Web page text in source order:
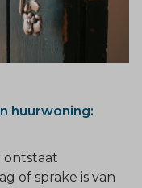
huurwoning:
of sprake is van